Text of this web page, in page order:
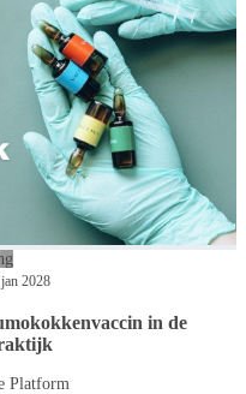
2028
in de
Platform